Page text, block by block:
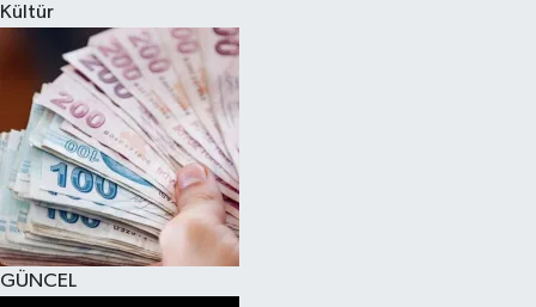
Kültür
GÜNCEL